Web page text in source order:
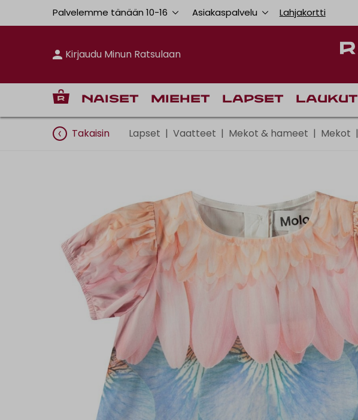
Palvelemme tänään 10-16 Asiakaspalvelu Lahjakortti
Kirjaudu Minun Ratsulaan
Naiset Miehet Lapset Laukut
Takaisin Lapset | Vaatteet | Mekot & hameet | Mekot |